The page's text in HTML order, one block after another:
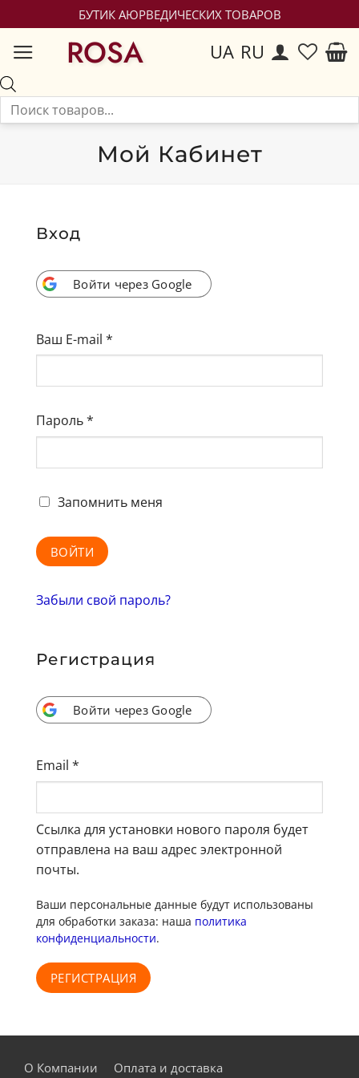
БУТИК АЮРВЕДИЧЕСКИХ ТОВАРОВ
ROSA UA RU
Мой Кабинет
Вход
Войти через Google
Ваш E-mail *
Пароль*
Запомнить меня
ВОЙТИ
Забыли свой пароль?
Регистрация
Войти через Google
Email *
Ссылка для установки нового пароля будет
отправлена ​​на ваш адрес электронной
почты.
Ваши персональные данные будут использованы
для обработки заказа: наша политика
конфиденциальности.
РЕГИСТРАЦИЯ
О Компании Оплата и доставка